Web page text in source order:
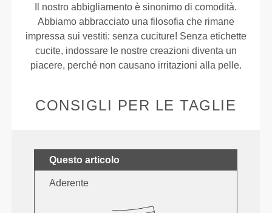
Il nostro abbigliamento è sinonimo di comodità.
Abbiamo abbracciato una filosofia che rimane
impressa sui vestiti: senza cuciture! Senza etichette
cucite, indossare le nostre creazioni diventa un
piacere, perché non causano irritazioni alla pelle.
CONSIGLI PER LE TAGLIE
Questo articolo
Aderente